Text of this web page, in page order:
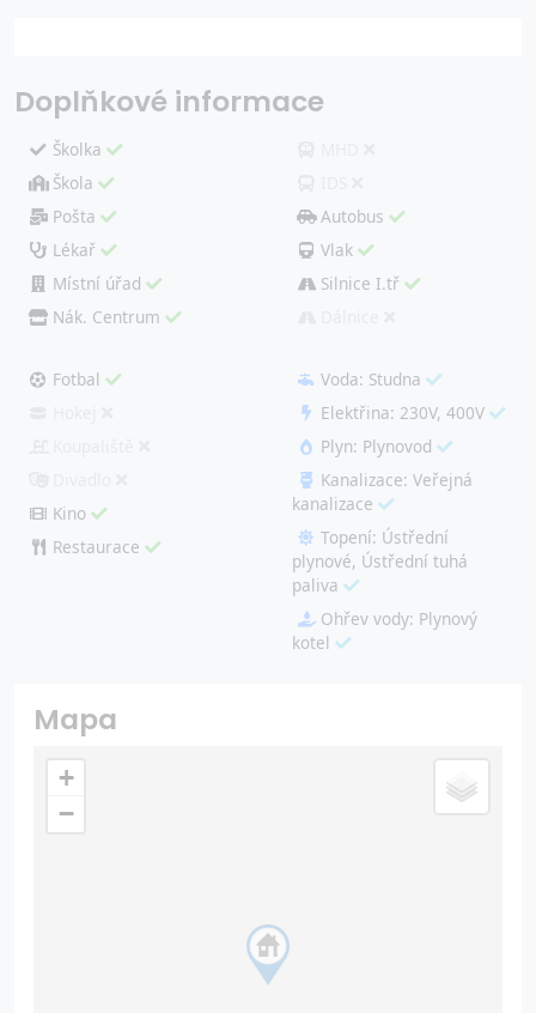
Doplňkové informace
Školka
Škola
Pošta
Lékař
Místní úřad
Nák. Centrum
Autobus
Vlak
Silnice I.tř
Fotbal
Kino
Restaurace
Voda: Studna
Elektřina: 230V, 400V
Plyn: Plynovod
Kanalizace: Veřejná
kanalizace
Topení: Ústřední
plynové, Ústřední tuhá
paliva
Ohřev vody: Plynový
kotel
Mapa
+
−